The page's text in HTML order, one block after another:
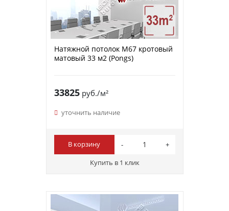
Натяжной потолок M67 кротовый
матовый 33 м2 (Pongs)
33825руб./м²
уточнить наличие
В корзину
Купить в 1 клик